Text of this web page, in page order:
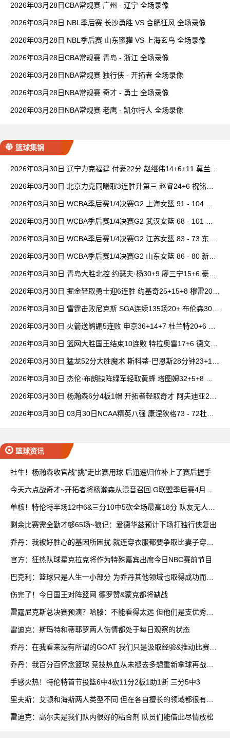
2026年03月28日CBA常规赛 广州 - 辽宁 全场录像
2026年03月28日 NBL季后赛 长沙勇胜 VS 合肥狂风 全场录像
2026年03月28日 NBL季后赛 山东蜜獾 VS 上海玄鸟 全场录像
2026年03月28日CBA常规赛 青岛 - 浙江 全场录像
2026年03月28日NBA常规赛 独行侠 - 开拓者 全场录像
2026年03月28日NBA常规赛 奇才 - 勇士 全场录像
2026年03月28日NBA常规赛 老鹰 - 凯尔特人 全场录像
篮球集锦
2026年03月30日 辽宁力克福建 付豪22分 赵继伟14+6+11 莫兰德
2026年03月30日 北京力克同曦取3连胜升第三 赵睿24+6 祝铭震1
2026年03月30日 WCBA季后赛1/4决赛G2 上海女篮 91 - 104 四
2026年03月30日 WCBA季后赛1/4决赛G2 武汉女篮 68 - 101 山
2026年03月30日 WCBA季后赛1/4决赛G2 江苏女篮 83 - 73 东莞
2026年03月30日 WCBA季后赛1/4决赛G2 山东女篮 86 - 80 新疆
2026年03月30日 青岛大胜北控 约瑟夫·杨30+9 廖三宁15+6 豪斯
2026年03月30日 掘金轻取勇士迎6连胜 约基奇25+15+8 穆雷20+
2026年03月30日 雷霆击败尼克斯 SGA连续135场20+ 布伦森30分
2026年03月30日 火箭送鹈鹕5连败 申京36+14+7 杜兰特20+6 锡
2026年03月30日 篮网大胜国王结束10连败 特拉奥雷17+6 德文·
2026年03月30日 猛龙52分大胜魔术 斯科蒂·巴恩斯28分钟23+15
2026年03月30日 杰伦·布朗缺阵绿军轻取黄蜂 塔图姆32+5+8 普
2026年03月30日 杨瀚森6分4板1帽 开拓者轻取奇才 阿夫迪亚20+
2026年03月30日 03月30日NCAA精英八强 康涅狄格73 - 72杜克
篮球资讯
社牛！杨瀚森收官战“挑”走比赛用球 后迅速归位补上了赛后握手
今天六点战奇才~开拓者将杨瀚森从混音召回 G联盟季后赛4月开
单核！特伦特半场12中6&三分10中5砍全场最高18分 队友无人上
剩余比赛需全勤才够65场~狼记：爱德华兹预计下场打独行侠复出
乔丹：我被好胜心的基因所困扰 就连穿衣服都要争取比妻子穿得
官方：狂热队球星克拉克将作为特殊嘉宾出席今日NBC赛前节目
巴克利：篮球只是人生一小部分 为乔丹其他领域也取得成功而自
伤完了！今日国王对阵篮网 德罗赞&蒙克都将缺战
雷霆尼克斯总决赛预演？哈滕：不能看得太远 但他们是支优秀球
雷迪克：斯玛特和蒂耶罗两人伤情都处于每日观察的状态
乔丹：在我看来没有所谓的GOAT 我们只是汲取经验&推动比赛发
乔丹：我百分百怀念篮球 竞技热血从未褪去多想重新拿球再战一
手感火热！特伦特首节投篮6中4砍11分2板1助1断 三分5中3
里夫斯：艾顿和海斯两人类型不同 但在各自擅长的领域都很有效
雷迪克：高尔夫是我们队内很好的粘合剂 队员们能借此尽情放松